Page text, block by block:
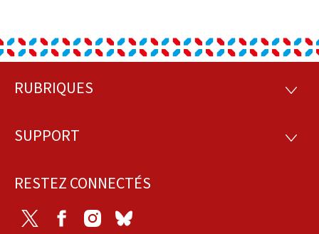
Pied
page
RUBRIQUES
SUPPORT
RESTEZ CONNECTÉS
Twitter FacebookInstagram